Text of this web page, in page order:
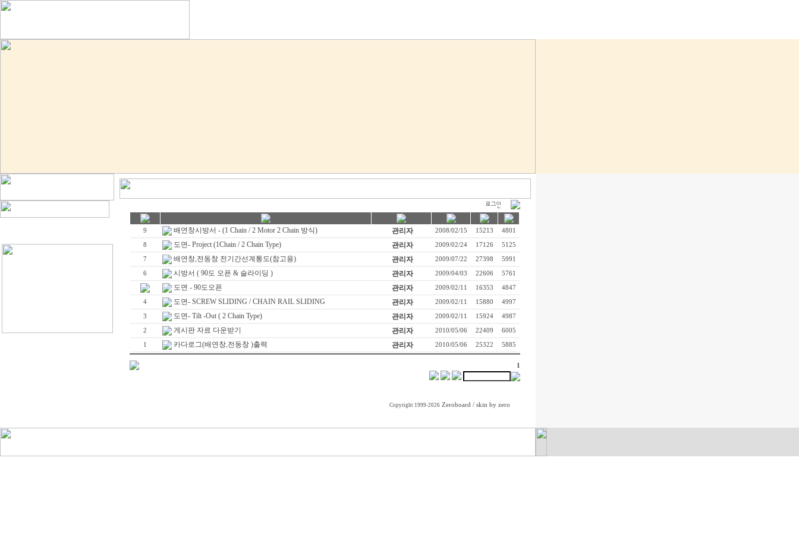
9 배연창시방서 - (1 Chain / 2 Motor 2 Chain 방식) 관리자 2008/02/15 15213 4801
8 도면- Project (1Chain / 2 Chain Type) 관리자 2009/02/24 17126 5125
7 배연창,전동창 전기간선계통도(참고용) 관리자 2009/07/22 27398 5991
6 시방서 ( 90도 오픈 & 슬라이딩 ) 관리자 2009/04/03 22606 5761
도면 - 90도오픈 관리자 2009/02/11 16353 4847
4 도면- SCREW SLIDING / CHAIN RAIL SLIDING 관리자 2009/02/11 15880 4997
3 도면- Tilt -Out ( 2 Chain Type) 관리자 2009/02/11 15924 4987
2 게시판 자료 다운받기 관리자 2010/05/06 22409 6005
1 카다로그(배연창,전동창 )출력 관리자 2010/05/06 25322 5885
1
Copyright 1999-2026 Zeroboard / skin by zero